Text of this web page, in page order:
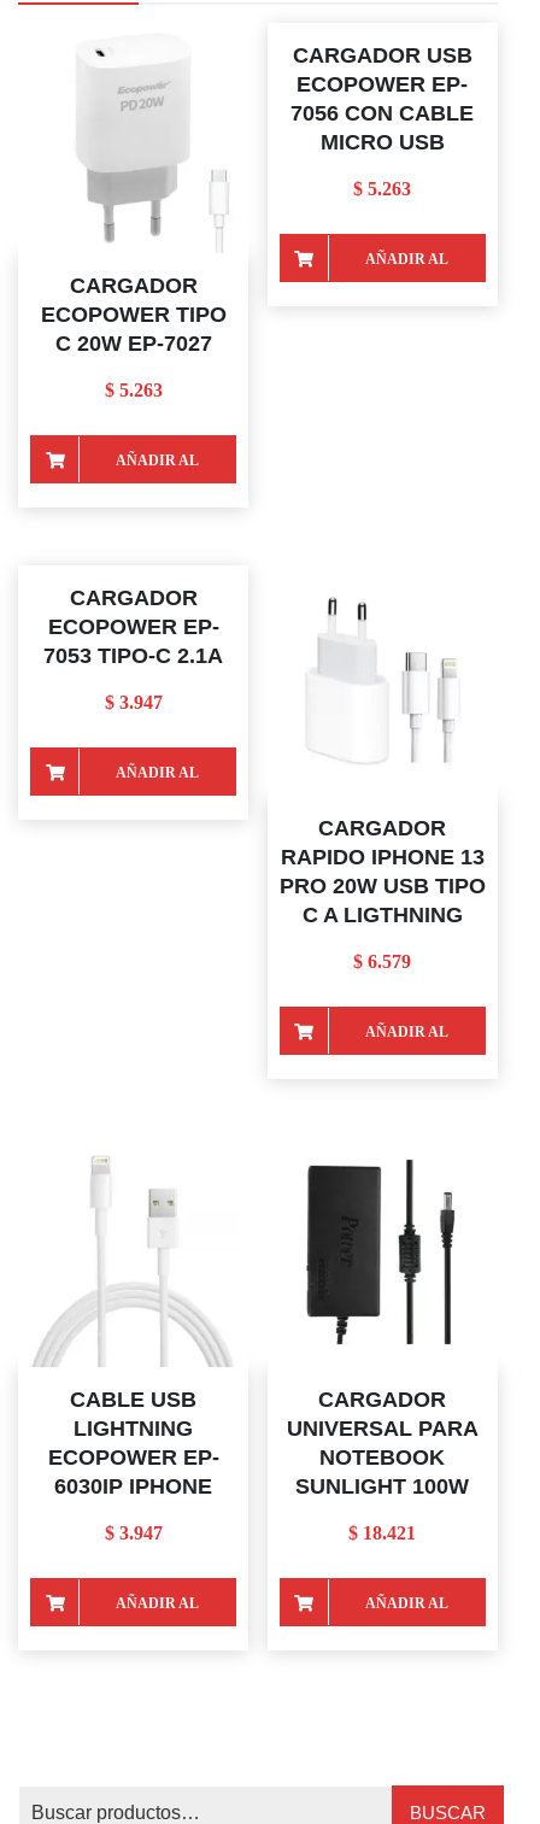
CARGADOR
ECOPOWER TIPO
C 20W EP-7027
$5.263
AÑADIR AL
CARGADOR USB
ECOPOWER EP-
7056 CON CABLE
MICRO USB
$ 5.263
AÑADIR AL
CARGADOR
ECOPOWER EP-
7053 TIPO-C 2.1A
$3.947
AÑADIR AL
CARGADOR
RAPIDO IPHONE 13
PRO 20W USB TIPO
C A LIGTHNING
$ 6.579
AÑADIR AL
CABLE USB
LIGHTNING
ECOPOWER EP-
6030IP IPHONE
$3.947
AÑADIR AL
CARGADOR
UNIVERSAL PARA
NOTEBOOK
SUNLIGHT 100W
$ 18.421
AÑADIR AL
BUSCAR